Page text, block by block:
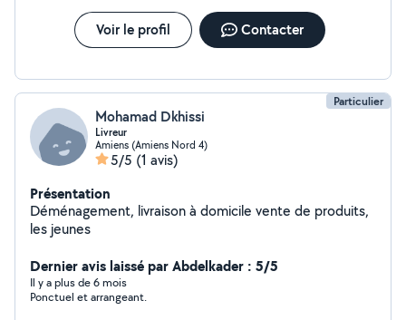
Voir le profil Contacter
Particulier
Mohamad Dkhissi
Livreur
Amiens (Amiens Nord 4)
5/5 (1 avis)
Présentation
Déménagement, livraison à domicile vente de produits,
les jeunes
Dernier avis laissé par Abdelkader : 5/5
Il y a plus de 6 mois
Ponctuel et arrangeant.